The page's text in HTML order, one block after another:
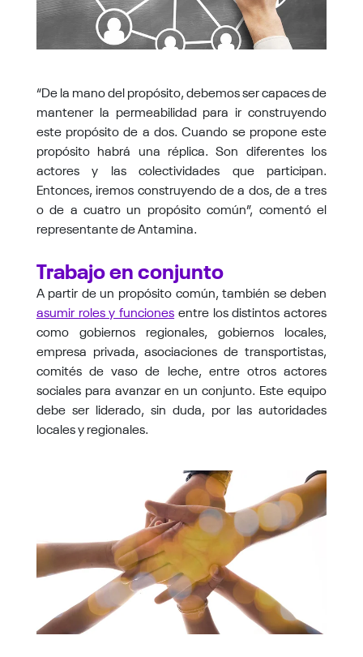
“De la mano del propósito, debemos ser capaces de
mantener la permeabilidad para ir construyendo
este propósito de a dos. Cuando se propone este
propósito habrá una réplica. Son diferentes los
actores y las colectividades que participan.
Entonces, iremos construyendo de a dos, de a tres
o de a cuatro un propósito común”, comentó el
representante de Antamina.
Trabajo en conjunto
A partir de un propósito común, también se deben
asumir roles y funciones entre los distintos actores
como gobiernos regionales, gobiernos locales,
empresa privada, asociaciones de transportistas,
comités de vaso de leche, entre otros actores
sociales para avanzar en un conjunto. Este equipo
debe ser liderado, sin duda, por las autoridades
locales y regionales.